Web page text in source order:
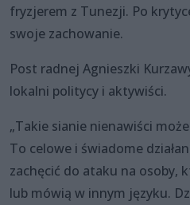
fryzjerem z Tunezji. Po
swoje zachowanie.
Post radnej Agnieszki
lokalni politycy i aktywiści.
„Takie sianie nienawiści
To celowe i świadome
zachęcić do ataku na osoby,
lub mówią w innym języku.